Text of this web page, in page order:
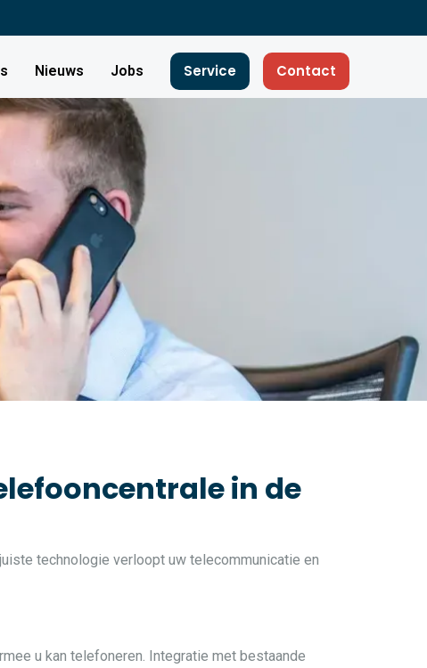
Nieuws Jobs Service Contact
in de
technologie verloopt uw telecommunicatie en
u kan telefoneren. Integratie met bestaande